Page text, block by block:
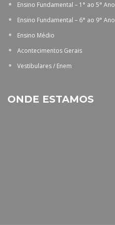
Ensino Fundamental – 1° ao 5° Ano
Ensino Fundamental – 6° ao 9° Ano
Ensino Médio
Acontecimentos Gerais
Vestibulares / Enem
ONDE ESTAMOS